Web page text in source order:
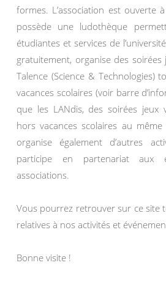
formes. L’association est ouverte
possède une ludothèque
étudiantes et services de
gratuitement, organise des
Talence (Science & Technologies)
vacances scolaires (voir barre
que les LANdis, des soirées jeux
hors vacances scolaires au même
organise également d’autres
participe en partenariat aux
associations.
Vous pourrez retrouver sur ce site
relatives à nos activités et
Bonne visite !